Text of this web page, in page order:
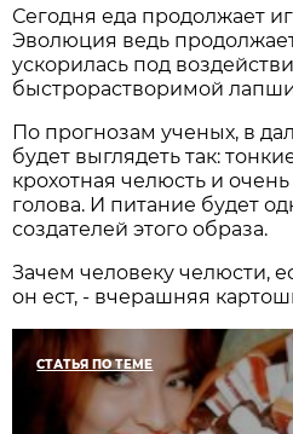
Сегодня еда продолжает
Эволюция ведь
ускорилась под
быстрорастворимой
По прогнозам ученых, в
будет выглядеть так:
крохотная челюсть и
голова. И питание будет
создателей этого образа.
Зачем человеку челюсти,
он ест, - вчерашняя
СТАТЬЯ ПО ТЕМЕ